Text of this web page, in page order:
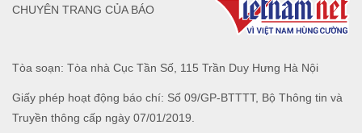
Tòa soạn: Tòa nhà Cục Tần Số, 115 Trần Duy Hưng Hà Nội
Giấy phép hoạt động báo chí: Số 09/GP-BTTTT, Bộ Thông tin và
Truyền thông cấp ngày 07/01/2019.
CHUYÊN TRANG CỦA BÁO